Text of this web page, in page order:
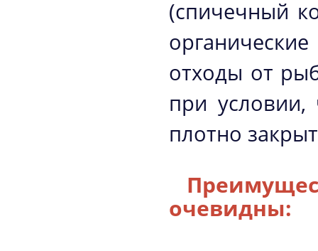
(спичечный
отходы от
при
плотно
очевидны: